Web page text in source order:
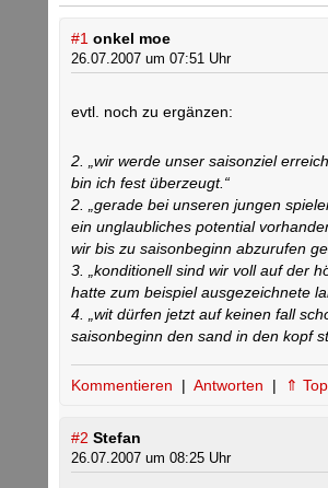
#1 onkel moe
26.07.2007 um 07:51 Uhr
evtl. noch zu ergänzen:
2. „wir werde unser saisonziel
bin ich fest überzeugt.“
2. „gerade bei unseren jungen
ein unglaubliches potential
wir bis zu saisonbeginn abzurufen
3. „konditionell sind wir voll auf der
hatte zum beispiel ausgezeichnete
4. „wit dürfen jetzt auf keinen fall
saisonbeginn den sand in den kopf
Kommentieren | Antworten | ⇑ Top
#2 Stefan
26.07.2007 um 08:25 Uhr